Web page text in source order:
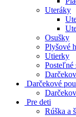
Uteráky
Osušky
Plyšové
Utierky
Posteľné
Darčekové
Pre deti
Rúška a